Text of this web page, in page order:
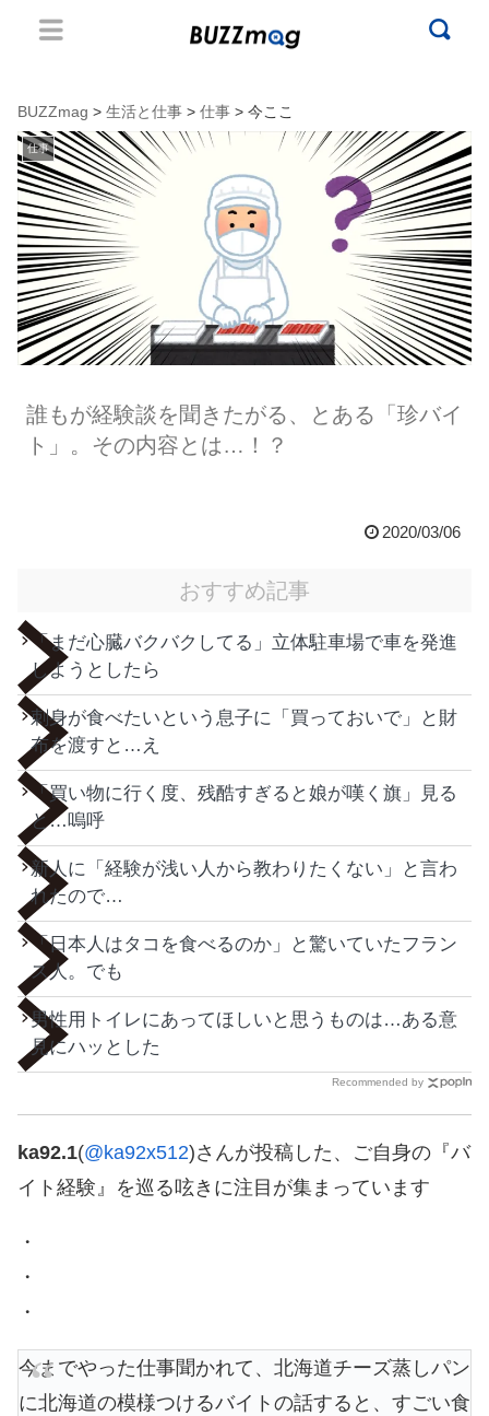
BUZZmag > 生活と仕事 > 仕事 > 今ここ
仕事
誰もが経験談を聞きたがる、とある「珍バイ
ト」。その内容とは…！？
2020/03/06
おすすめ記事
「まだ心臓バクバクしてる」立体駐車場で車を発進
しようとしたら
刺身が食べたいという息子に「買っておいで」と財
布を渡すと…え
「買い物に行く度、残酷すぎると娘が嘆く旗」見る
と…嗚呼
新人に「経験が浅い人から教わりたくない」と言わ
れたので…
「日本人はタコを食べるのか」と驚いていたフラン
ス人。でも
男性用トイレにあってほしいと思うものは…ある意
見にハッとした
Recommended by
ka92.1(@ka92x512)さんが投稿した、ご自身の『バ
イト経験』を巡る呟きに注目が集まっています
・
・
・
今までやった仕事聞かれて、北海道チーズ蒸しパン
に北海道の模様つけるバイトの話すると、すごい食